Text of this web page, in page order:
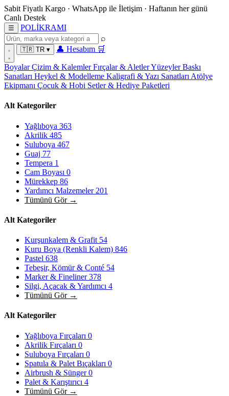
Sabit Fiyatlı Kargo · WhatsApp ile İletişim · Haftanın her günü
Canlı Destek
☰ POLİKRAMI
⌕
🇹🇷 TR ▾ 👤 Hesabım 🛒
BoyalarÇizim & KalemlerFırçalar & AletlerYüzeylerBaskı
Sanatları Heykel & Modelleme Kaligrafi & Yazı Sanatları Atölye
Ekipmanı Çocuk & Hobi Setler & Hediye Paketleri
Alt Kategoriler
Yağlıboya 363
Akrilik 485
Suluboya 467
Guaj 77
Tempera 1
Cam Boyası 0
Mürekkep 86
Yardımcı Malzemeler 201
Tümünü Gör →
Alt Kategoriler
Kurşunkalem & Grafit 54
Kuru Boya (Renkli Kalem) 846
Pastel 638
Tebeşir, Kömür & Conté 54
Marker & Fineliner378
Silgi, Açacak & Yardımcı 4
Tümünü Gör →
Alt Kategoriler
Yağlıboya Fırçaları 0
Akrilik Fırçaları 0
Suluboya Fırçaları 0
Spatula & Palet Bıçakları 0
Airbrush & Sünger0
Palet & Karıştırıcı 4
Tümünü Gör →